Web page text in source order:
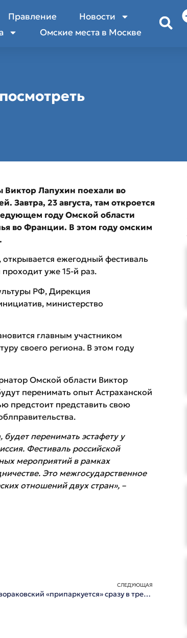
Правление
Новости
Омские места в Москве
Виктор Лапухин поехали во
23 августа, там откроется
году Омской области
во Франции. В этом году омским
ежегодный фестиваль
проходит уже 15-й раз.
РФ, Дирекция
министерство
главным участником
своего региона. В этом году
Омской области Виктор
перенимать опыт Астраханской
предстоит представить свою
перенимать эстафету у
Фестиваль российской
мероприятий в рамках
Это межгосударственное
отношений двух стран», –
СЛЕДУЮЩАЯ
Вячеслав Двораковский «припаркуется» сразу в трех местах